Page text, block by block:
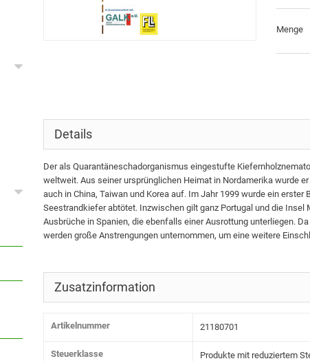
Menge
Details
Der als Quarantäneschadorganismus eingestufte
weltweit. Aus seiner ursprünglichen Heimat in Nordamerika wurde
auch in China, Taiwan und Korea auf. Im Jahr 1999 wurde ein
Seestrandkiefer abtötet. Inzwischen gilt ganz Portugal und die
Ausbrüche in Spanien, die ebenfalls einer Ausrottung unterliegen.
werden große Anstrengungen unternommen, um eine weitere
Zusatzinformation
Artikelnummer 21180701
Steuerklasse Produkte mit reduziertem